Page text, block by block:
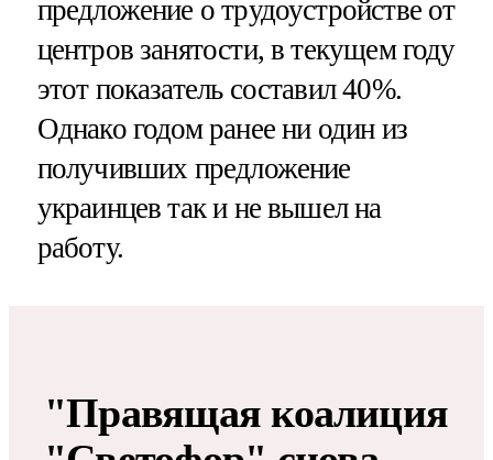
предложение о трудоустройстве от
центров занятости, в текущем году
этот показатель составил 40%.
Однако годом ранее ни один из
получивших предложение
украинцев так и не вышел на
работу.
"Правящая коалиция